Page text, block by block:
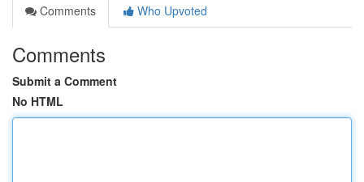
Comments
Who Upvoted
Comments
Submit a Comment
No HTML